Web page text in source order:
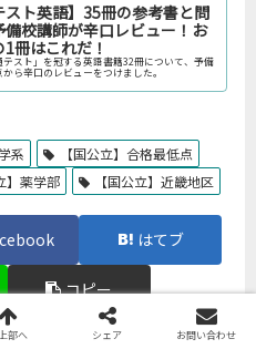
スト英語】35冊の参考書と問
備校講師が辛口レビュー！お
冊はこれだ！
スト」を冠する英語書籍32冊について、予備
ら辛口のレビューをつけました。
系
【国公立】合格最低点
】薬学部 【国公立】近畿地区
はてブ
コピー
部へ シェア お問い合わせ